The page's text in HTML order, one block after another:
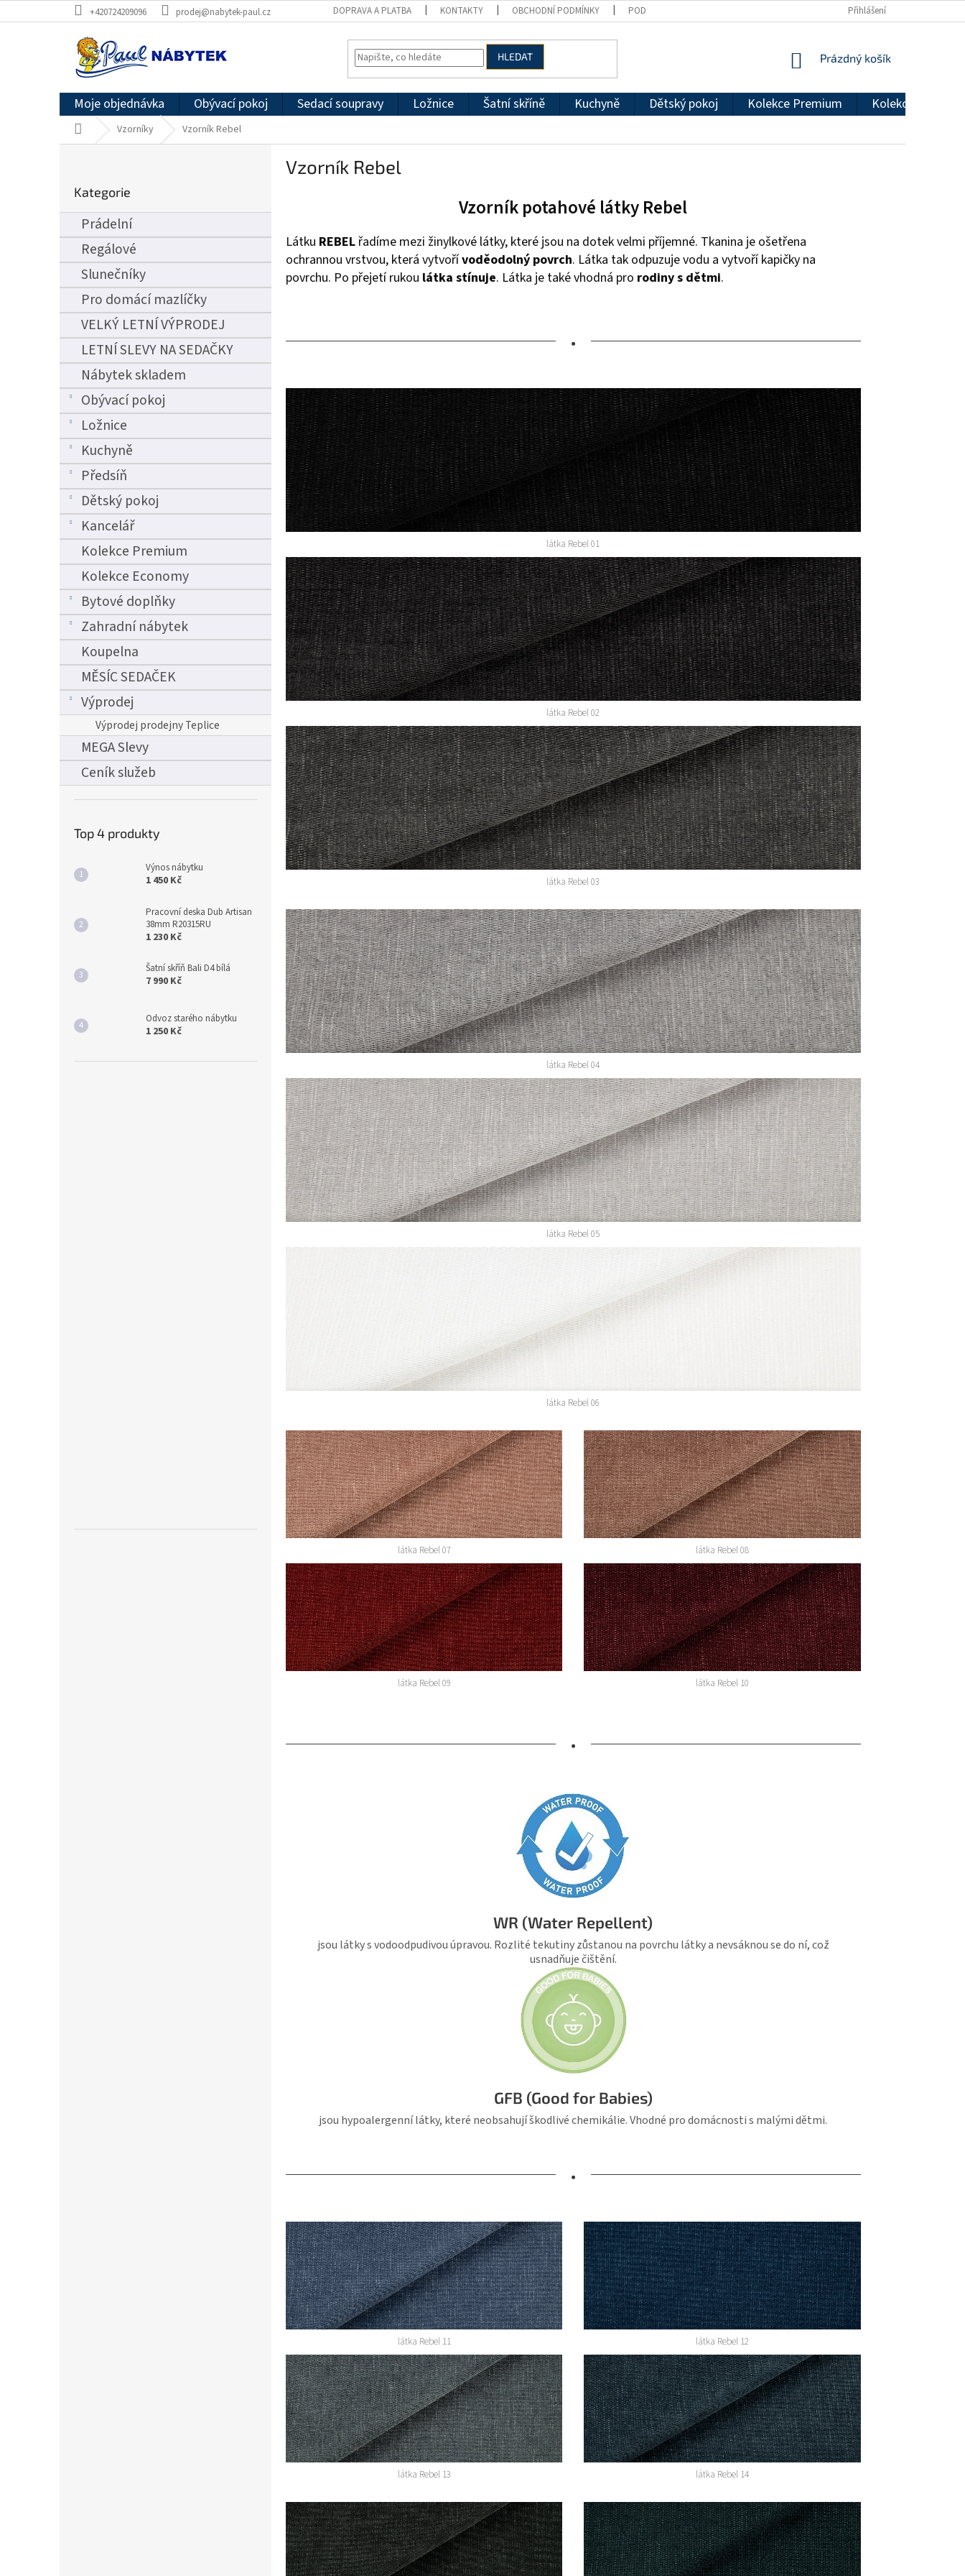
na
+420724209096 prodej@nabytek-paul.cz DOPRAVA A PLATBA KONTAKTY OBCHODNÍ PODMÍNKY PODMÍNKY OCHRANY OSOBNÍCH ÚDAJŮ REKLAMAČNÍ ŘÁD
Přihlášení
HLEDAT
NÁKUPNÍ
Prázdný košík
Moje objednávka Obývací pokoj Sedací soupravy Ložnice Šatní skříně Kuchyně Dětský pokoj Kolekce Premium Kolekce
Domů Vzorníky Vzorník Rebel
r
n
p
a
e
kategorie
Kategorie
Prádelní
Regálové
Slunečníky
Pro domácí mazlíčky
VELKÝ LETNÍ VÝPRODEJ
LETNÍ SLEVY NA SEDAČKY
Nábytek skladem
Obývací pokoj
Ložnice
Kuchyně
Předsíň
Dětský pokoj
Kancelář
Kolekce Premium
Kolekce Economy
Bytové doplňky
Zahradní nábytek
Koupelna
MĚSÍC SEDAČEK
Výprodej
Výprodej prodejny Teplice
MEGA Slevy
Ceník služeb
Top 4 produkty
Výnos nábytku
1 450 Kč
Pracovní deska Dub Artisan
38mm R20315RU
1 230 Kč
Šatní skříň Bali D4 bílá
7 990 Kč
Odvoz starého nábytku
1 250 Kč
Vzorník Rebel
Vzorník potahové látky Rebel
Látku REBELřadíme mezi žinylkové látky, které jsou na dotek velmi příjemné. Tkanina je ošetřena
ochrannou vrstvou, která vytvořívoděodolný povrch. Látka tak odpuzuje vodu a vytvoří kapičky na
povrchu. Po přejetí rukou látka stínuje. Látka je také vhodná pro rodiny s dětmi.
•
látka Rebel 01
látka Rebel 02
látka Rebel 03
látka Rebel 04
látka Rebel 05
látka Rebel 06
látka Rebel 07 látka Rebel 08
látka Rebel 09 látka Rebel 10
•
WR (Water Repellent)
jsou látky s vodoodpudivou úpravou. Rozlité tekutiny zůstanou na povrchu látky a nevsáknou se do ní, což
usnadňuje čištění.
GFB (Good for Babies)
jsou hypoalergenní látky, které neobsahují škodlivé chemikálie. Vhodné pro domácnosti s malými dětmi.
•
látka Rebel 11 látka Rebel 12
látka Rebel 13 látka Rebel 14